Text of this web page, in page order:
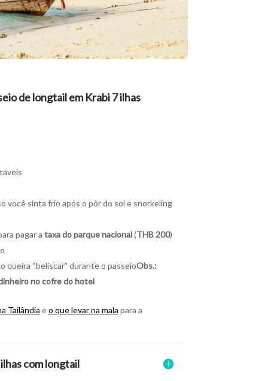
de longtail em Krabi 7 ilhas
você sinta frio após o pôr do sol e snorkeling
pagar a taxa do parque nacional(THB 200)
queira “beliscar” durante o passeioObs.:
no cofre do hotel
Tailândia eo que levar na mala para a
com longtail